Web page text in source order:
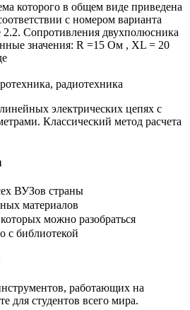
которого в общем виде приведена
с номером варианта
2.2. Сопротивления двухполюсника
значения: R =15 Ом , XL = 20
радиотехника
электрических цепях с
Классический метод расчета
ВУЗов страны
материалов
можно разобраться
с библиотекой
работающих на
для студентов всего мира.